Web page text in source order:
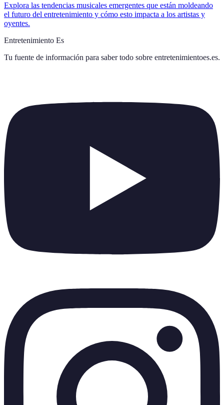
Explora las tendencias musicales emergentes que están moldeando
el futuro del entretenimiento y cómo esto impacta a los artistas y
oyentes.
Entretenimiento Es
Tu fuente de información para saber todo sobre entretenimientoes.es.